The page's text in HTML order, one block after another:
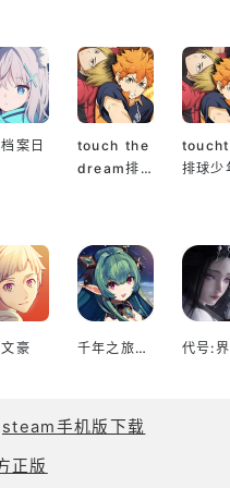
案日
touch the
dream排
排球少
豪 千年之旅台服 代号:界
steam手机版下载
正版